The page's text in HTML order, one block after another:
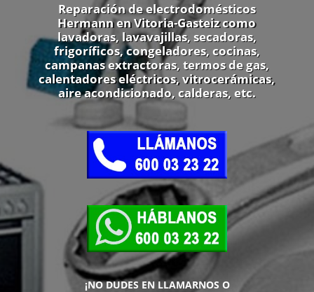
Reparación de electrodomésticos
Hermann en Vitoria-Gasteiz como
lavadoras, lavavajillas, secadoras,
frigoríficos, congeladores, cocinas,
campanas extractoras, termos de gas,
calentadores eléctricos, vitrocerámicas,
aire acondicionado, calderas, etc.
¡NO DUDES EN LLAMARNOS O